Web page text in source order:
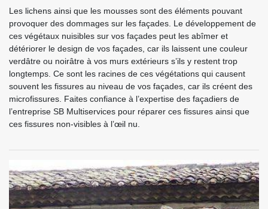
Les lichens ainsi que les mousses sont des éléments pouvant
provoquer des dommages sur les façades. Le développement de
ces végétaux nuisibles sur vos façades peut les abîmer et
détériorer le design de vos façades, car ils laissent une couleur
verdâtre ou noirâtre à vos murs extérieurs s’ils y restent trop
longtemps. Ce sont les racines de ces végétations qui causent
souvent les fissures au niveau de vos façades, car ils créent des
microfissures. Faites confiance à l’expertise des façadiers de
l’entreprise SB Multiservices pour réparer ces fissures ainsi que
ces fissures non-visibles à l’œil nu.